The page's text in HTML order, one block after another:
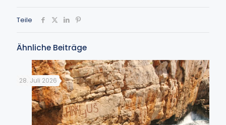
Teile
Ähnliche Beiträge
28. Juli 2026